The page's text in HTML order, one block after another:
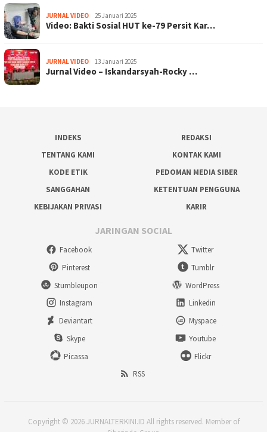
JURNAL VIDEO 25 Januari 2025
Video: Bakti Sosial HUT ke-79 Persit Kar…
JURNAL VIDEO 13 Januari 2025
Jurnal Video – Iskandarsyah-Rocky …
INDEKS
REDAKSI
TENTANG KAMI
KONTAK KAMI
KODE ETIK
PEDOMAN MEDIA SIBER
SANGGAHAN
KETENTUAN PENGGUNA
KEBIJAKAN PRIVASI
KARIR
JARINGAN SOCIAL
Facebook
Twitter
Pinterest
Tumblr
Stumbleupon
WordPress
Instagram
Linkedin
Deviantart
Myspace
Skype
Youtube
Picassa
Flickr
RSS
Copyright © 2026 JURNALTERKINI.ID All rights reserved. Member of